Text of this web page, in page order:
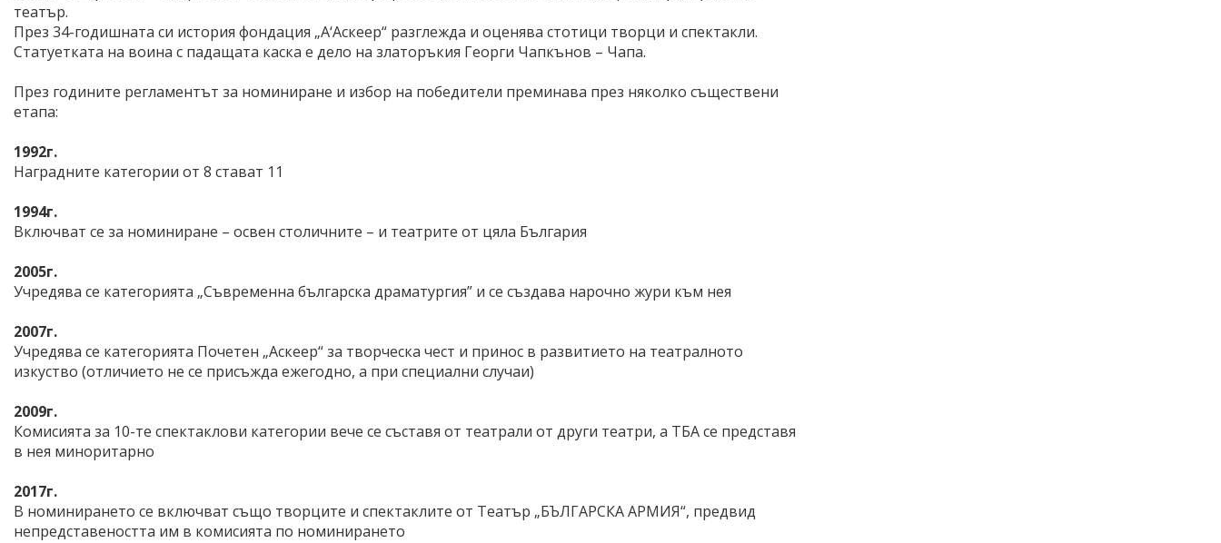
театър.
През 34-годишната си история фондация „А‘Аскеер“ разглежда и оценява стотици творци и спектакли.
Статуетката на воина с падащата каска е дело на златоръкия Георги Чапкънов – Чапа.
През годините регламентът за номиниране и избор на победители преминава през няколко съществени
етапа:
1992г.
Наградните категории от 8 стават 11
1994г.
Включват се за номиниране – освен столичните – и театрите от цяла България
2005г.
Учредява се категорията „Съвременна българска драматургия” и се създава нарочно жури към нея
2007г.
Учредява се категорията Почетен „Аскеер“ за творческа чест и принос в развитието на театралното
изкуство (отличието не се присъжда ежегодно, а при специални случаи)
2009г.
Комисията за 10-те спектаклови категории вече се съставя от театрали от други театри, а ТБА се представя
в нея миноритарно
2017г.
В номинирането се включват също творците и спектаклите от Театър „БЪЛГАРСКА АРМИЯ“, предвид
непредставеността им в комисията по номинирането